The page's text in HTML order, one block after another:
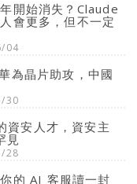
開始消失？Claude
會更多，但不一定
04
為晶片助攻，中國
30
資安人才，資安主
見
28
的 AI 客服讀一封